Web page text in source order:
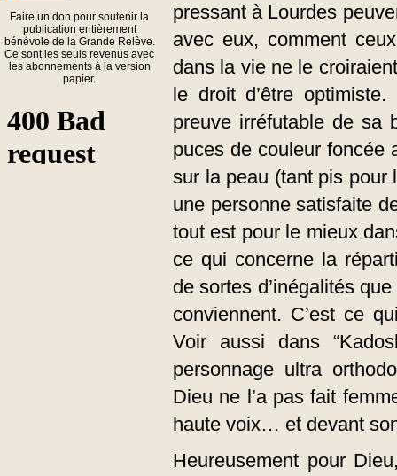
pressant à Lourdes
avec eux, comment
dans la vie ne le
le droit d’être
preuve irréfutable de sa
puces de couleur foncée
sur la peau (tant pis pour
une personne satisfaite
tout est pour le mieux
ce qui concerne la
de sortes d’inégalités
conviennent. C’est ce
Voir aussi dans
personnage ultra
Dieu ne l’a pas fait
haute voix… et devant
Heureusement pour
Faire un don pour soutenir la
publication entièrement
bénévole de la Grande Relève.
Ce sont les seuls revenus avec
les abonnements à la version
papier.